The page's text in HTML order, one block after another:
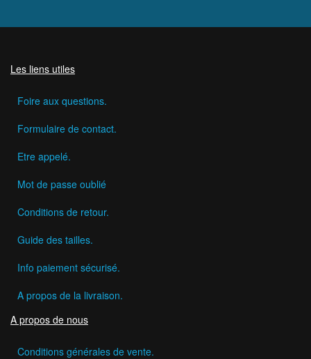
Les liens utiles
Foire aux questions.
Formulaire de contact.
Etre appelé.
Mot de passe oublié
Conditions de retour.
Guide des tailles.
Info paiement sécurisé.
A propos de la livraison.
A propos de nous
Conditions générales de vente.